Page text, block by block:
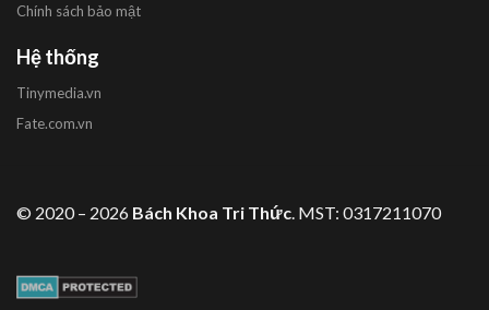
Chính sách bảo mật
Hệ thống
Tinymedia.vn
Fate.com.vn
© 2020 – 2026 Bách Khoa Tri Thức. MST: 0317211070